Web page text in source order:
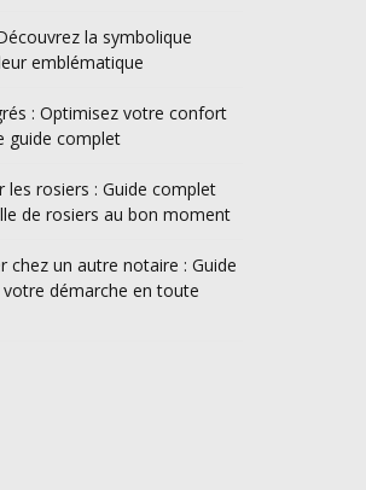
la symbolique
emblématique
: Optimisez votre confort
guide complet
rosiers : Guide complet
de rosiers au bon moment
chez un autre notaire : Guide
démarche en toute